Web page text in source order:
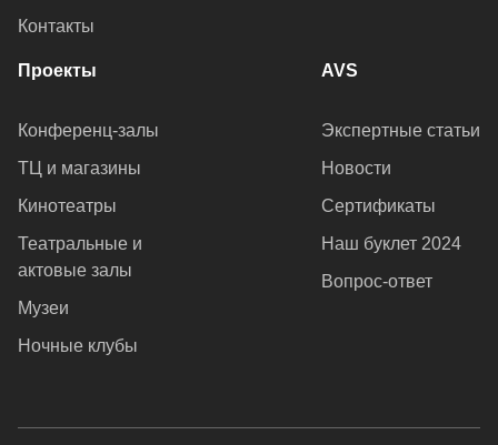
Контакты
Проекты
Конференц-залы
ТЦ и магазины
Кинотеатры
Театральные и
актовые залы
Музеи
Ночные клубы
AVS
Экспертные статьи
Новости
Сертификаты
Наш буклет 2024
Вопрос-ответ